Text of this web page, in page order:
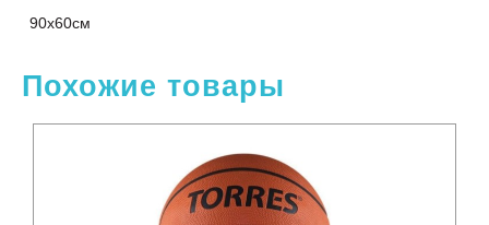
90х60см
Похожие товары